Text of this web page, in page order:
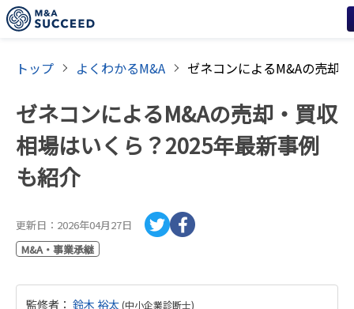
トップ よくわかるM&A
ゼネコンによるM&Aの売却・買収
相場はいくら？2025年最新事例
も紹介
更新日： 2026年04月27日
M&A・事業承継
監修者 ： 鈴木 裕太(中小企業診断士)